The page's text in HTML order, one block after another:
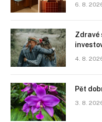
6. 8.
Zdravé
4. 8.
Pět
3. 8.